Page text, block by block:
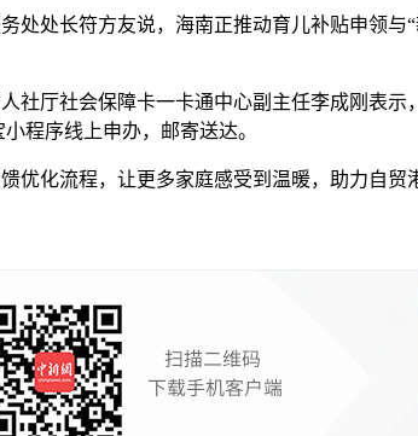
长符方友说，海南正推动育儿补贴申领与“
厅社会保障卡一卡通中心副主任李成刚表示
程序线上申办，邮寄送达。
化流程，让更多家庭感受到温暖，助力自贸